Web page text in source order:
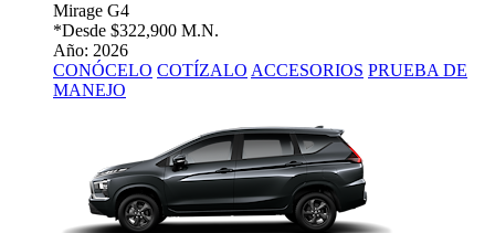
Mirage G4
*Desde $322,900 M.N.
Año: 2026
CONÓCELO COTÍZALO ACCESORIOS PRUEBA DE
MANEJO